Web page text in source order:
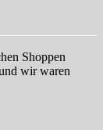
Shoppen
wir waren